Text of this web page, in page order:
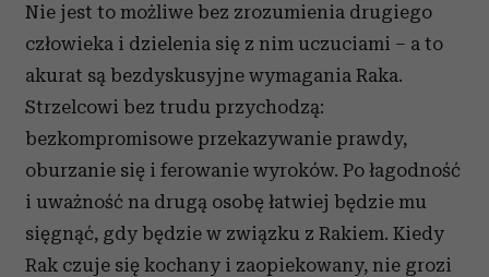
Nie jest to możliwe bez zrozumienia drugiego
człowieka i dzielenia się z nim uczuciami – a to
akurat są bezdyskusyjne wymagania Raka.
Strzelcowi bez trudu przychodzą:
bezkompromisowe przekazywanie prawdy,
oburzanie się i ferowanie wyroków. Po łagodność
i uważność na drugą osobę łatwiej będzie mu
sięgnąć, gdy będzie w związku z Rakiem. Kiedy
Rak czuje się kochany i zaopiekowany, nie grozi